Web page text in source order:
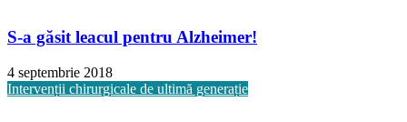
S-a găsit leacul pentru Alzheimer!
4 septembrie 2018
Intervenții chirurgicale de ultimă generație